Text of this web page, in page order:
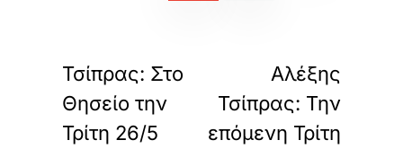
Τσίπρας: Στο
Θησείο την
Τρίτη 26/5
Αλέξης
Τσίπρας: Την
επόμενη Τρίτη